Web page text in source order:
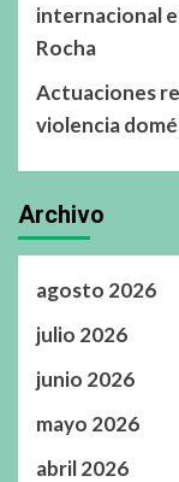
internacional
Rocha
Actuaciones
violencia
Archivo
agosto 2026
julio 2026
junio 2026
mayo 2026
abril 2026